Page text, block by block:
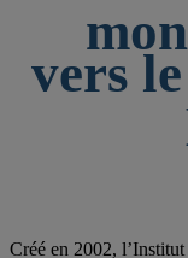
vers
Créé en 2002,